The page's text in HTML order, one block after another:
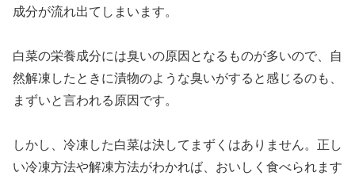
成分が流れ出てしまいます。
白菜の栄養成分には臭いの原因となるものが多いので、自
然解凍したときに漬物のような臭いがすると感じるのも、
まずいと言われる原因です。
しかし、冷凍した白菜は決してまずくはありません。正し
い冷凍方法や解凍方法がわかれば、おいしく食べられます